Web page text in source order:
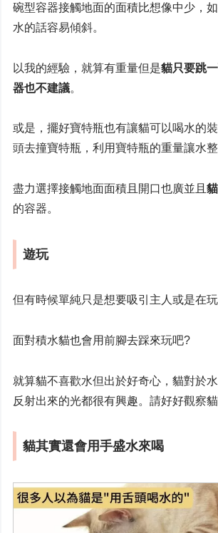
碗型容器接觸地面的面積比想像中少，
水的話容易傾斜。
以我的經驗，就算有重量但是貓只要跳
器也不建議。
或是，擺好寶特瓶也有讓貓可以喝水的
頭去撞寶特瓶，利用寶特瓶的重量讓水整
盡力選擇接觸地面面積且開口也廣並且
的容器。
遊玩
但有時候單純只是想要吸引主人或是在玩
面對積水貓也會用前腳去踩來玩吧?
就算貓不喜歡水但出於好奇心，貓對於水
反射出來的光都很有興趣。請好好觀察貓
貓其實還會用手盛水來喝